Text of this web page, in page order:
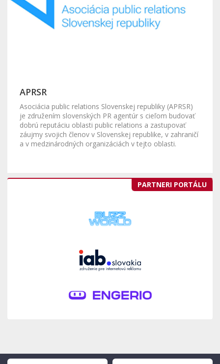
APRSR
Asociácia public relations Slovenskej republiky (APRSR)
je združením slovenských PR agentúr s cieľom budovať
dobrú reputáciu oblasti public relations a zastupovať
záujmy svojich členov v Slovenskej republike, v zahraničí
a v medzinárodných organizáciách v tejto oblasti.
PARTNERI PORTÁLU